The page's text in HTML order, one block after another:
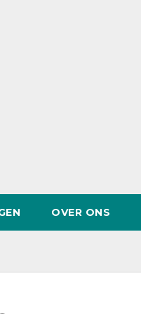
OVER ONS